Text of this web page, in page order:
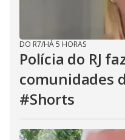
DO R7/HÁ 5 HORAS
Polícia do RJ
comunidades
#Shorts